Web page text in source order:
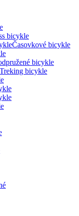
bicykle
Časovkové bicykle
bicykle
bicykle